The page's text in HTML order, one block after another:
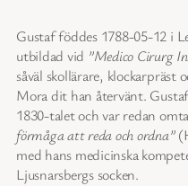
Gustaf föddes 1788-05-12 i
utbildad vid ”Medico Cirurg
såväl skollärare,
Mora dit han återvänt.
1830-talet och var redan
förmåga att reda och ordna”
med hans medicinska
Ljusnarsbergs socken.